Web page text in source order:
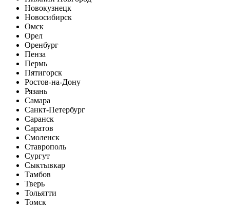
Новокузнецк
Новосибирск
Омск
Орел
Оренбург
Пенза
Пермь
Пятигорск
Ростов-на-Дону
Рязань
Самара
Санкт-Петербург
Саранск
Саратов
Смоленск
Ставрополь
Сургут
Сыктывкар
Тамбов
Тверь
Тольятти
Томск